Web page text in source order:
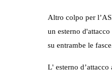
Altro colpo per
un esterno
su entrambe le
L' esterno